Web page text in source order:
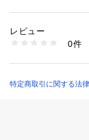
素材：ステンレスス
商品番号：
JF04591710 （ショッ
レビュー
0件
特定商取引に関する法